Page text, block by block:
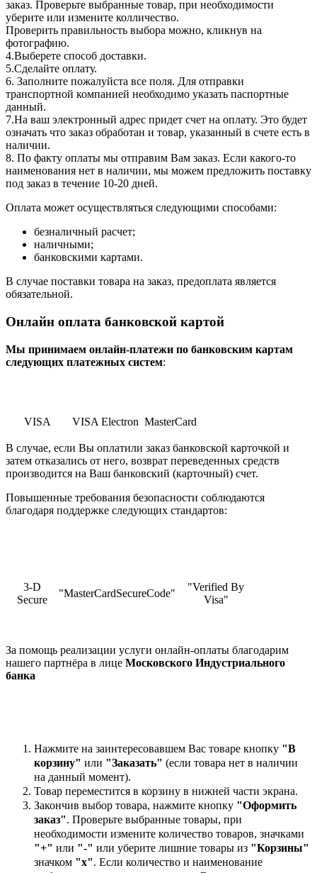
заказ. Проверьте выбранные товар, при необходимости
уберите или измените колличество.
Проверить правильность выбора можно, кликнув на
фотографию.
4.Выберете способ доставки.
5.Сделайте оплату.
6. Заполните пожалуйста все поля. Для отправки
транспортной компанией необходимо указать паспортные
данный.
7.На ваш электронный адрес придет счет на оплату. Это будет
означать что заказ обработан и товар, указанный в счете есть в
наличии.
8. По факту оплаты мы отправим Вам заказ. Если какого-то
наименования нет в наличии, мы можем предложить поставку
под заказ в течение 10-20 дней.
Оплата может осуществляться следующими способами:
безналичный расчет;
наличными;
банковскими картами.
В случае поставки товара на заказ, предоплата является
обязательной.
Онлайн оплата банковской картой
Мы принимаем онлайн-платежи по банковским картам
cледующих платежных систем:
VISA VISA Electron MasterCard
В случае, если Вы оплатили заказ банковской карточкой и
затем отказались от него, возврат переведенных средств
производится на Ваш банковский (карточный) счет.
Повышенные требования безопасности соблюдаются
благодаря поддержке следующих стандартов:
3-D
Secure
"MasterCardSecureCode"
"Verified By
Visa"
За помощь реализации услуги онлайн-оплаты благодарим
нашего партнёра в лице Московского Индустриального
банка
Нажмите на заинтересовавшем Вас товаре кнопку "В
корзину" или "Заказать" (если товара нет в наличии
на данный момент).
Товар переместится в корзину в нижней части экрана.
Закончив выбор товара, нажмите кнопку "Оформить
заказ". Проверьте выбранные товары, при
необходимости измените количество товаров, значками
"+" или "-" или уберите лишние товары из "Корзины"
значком "х". Если количество и наименование